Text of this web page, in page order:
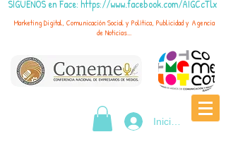
SÍGUENOS en Face: https://www.facebook.com/AIGCcTlx
Marketing Digital, Comunicación Social y Política, Publicidad y Agencia
de Noticias...
Iniciar sesión